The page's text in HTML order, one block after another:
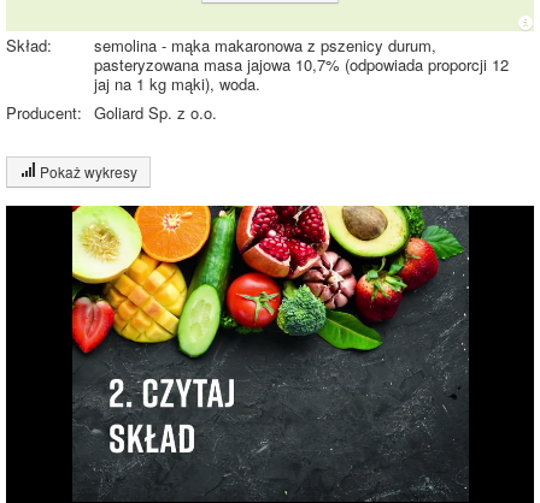
Skład:
semolina - mąka makaronowa z pszenicy durum,
pasteryzowana masa jajowa 10,7% (odpowiada proporcji 12
jaj na 1 kg mąki), woda.
Producent: Goliard Sp. z o.o.
Pokaż wykresy
Wykres składu produktu
Białko (5%)
Tłuszcz (1%)
Węglowodany
(23%)
Pozostałe (71%)
23%
Wykres źródeł energii produktu